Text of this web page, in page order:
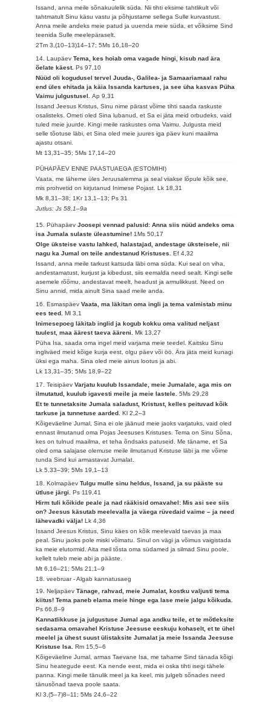
Issand, anna meile sõnakuulelik süda. Nii tihti eksime tahtlikult või
tahtmatult Sinu käsu vastu ja põhjustame sellega Sulle kurvastust.
Anna meile andeks meie patud ja uuenda meie süda, et võiksime Sind
teenida Sulle meelepäraselt.
2Tm 3,(10–13)14–17; 5Ms 16,18–20
14. LaupäevTema, kes hoiab oma vagade hingi, kisub nad ära
õelate käest.Ps 97,10
Nüüd oli kogudusel tervel Juuda-, Galilea- ja Samaariamaal rahu
end üles ehitada ja käia Issanda kartuses, ja see üha kasvas Püha
Vaimu julgustusel.Ap 9,31
Issand Jeesus Kristus, Sinu nime pärast võime tihti saada raskuste
osalisteks. Ometi oled Sina lubanud, et Sa ei jäta meid orbudeks, vaid
tuled meie juurde. Kingi meile raskustes oma Vaimu. Julgusta meid
selle tõotuse läbi, et Sina oled meie juures iga päev kuni maailma
ajastu otsani.
Mt 13,31–35; 5Ms 17,14–20
PÜHAPÄEV ENNE PAASTUAEGA (ESTOMIHI)
Vaata, me läheme üles Jeruusalemma ja seal viiakse lõpule kõik see,
mis prohvetid on kirjutanud Inimese Pojast.Lk 18,31
Mk 8,31–38; 1Kr 13,1–13; Ps 31
Jutlus: Js 58,1–9a
15. PühapäevJoosepi vennad palusid: Anna siis nüüd andeks oma
isa Jumala sulaste üleastumine! 1Ms 50,17
Olge üksteise vastu lahked, halastajad, andestage üksteisele, nii
nagu ka Jumal on teile andestanud Kristuses.Ef 4,32
Issand, anna meile tarkust katsuda läbi oma süda. Kui seal on viha,
andestamatust, kurjust ja kibedust, siis eemalda need sealt. Kingi selle
asemele rõõmu, andestavat meelt, headust ja armulikkust. Need on
Sinu annid, mida ainult Sina saad meile anda.
16. EsmaspäevVaata, ma läkitan oma ingli ja tema valmistab minu
ees teed.Ml 3,1
Inimesepoeg läkitab inglid ja kogub kokku oma valitud neljast
tuulest, maa äärest taeva ääreni.Mk 13,27
Püha Isa, saada oma ingel meid varjama meie teedel. Kaitsku Sinu
ingliväed meid kõige kurja eest, olgu päev või öö. Ära jäta meid kunagi
üksi ega maha. Sina oled meie ainus lootus ja abi.
Lk 13,31–35; 5Ms 18,9–22
17. TeisipäevVarjatu kuulub Issandale, meie Jumalale, aga mis on
ilmutatud, kuulub igavesti meile ja meie lastele.5Ms 29,28
Et te tunnetaksite Jumala saladust, Kristust, kelles peituvad kõik
tarkuse ja tunnetuse aarded.Kl 2,2–3
Kõigeväeline Jumal, Sina ei ole jäänud meie jaoks varjatuks, vaid oled
ennast ilmutanud oma Pojas Jeesuses Kristuses. Tema on Sinu Sõna,
kes on tulnud maailma, et teha õndsaks patuseid. Me täname, et Sa
oled oma salajase olemuse meile ilmutanud Kristuse läbi ja me võime
tunda Sind kui armastavat Jumalat.
Lk 5,33–39; 5Ms 19,1–13
18. KolmapäevTulgu mulle sinu heldus, Issand, ja su pääste su
ütluse järgi.Ps 119,41
Hirm tuli kõikide peale ja nad rääkisid omavahel: Mis asi see siis
on? Jeesus käsutab meelevalla ja väega rüvedaid vaime – ja need
lähevadki välja!Lk 4,36
Issand Jeesus Kristus, Sinu käes on kõik meelevald taevas ja maa
peal. Sinu jaoks pole miski võimatu. Sinul on vägi ja võimus vaigistada
ka meie elutormid. Aita meil tõsta oma südamed ja silmad Sinu poole,
kellelt tuleb meie abi ja pääste.
Mt 6,16–21; 5Ms 21,1–9
18. veebruar - Algab kannatusaeg
19. NeljapäevTänage, rahvad, meie Jumalat, kostku valjusti tema
kiitus! Tema paneb elama meie hinge ega lase meie jalgu kõikuda.
Ps 66,8–9
Kannatlikkuse ja julgustuse Jumal aga andku teile, et te mõtleksite
sedasama omavahel Kristuse Jeesuse eeskuju kohaselt, et te ühel
meelel ja ühest suust ülistaksite Jumalat ja meie Issanda Jeesuse
Kristuse Isa.Rm 15,5–6
Kõigeväeline Jumal, armas Taevane Isa, me tahame Sind tänada kõigi
Sinu heategude eest. Ka nende eest, mida ei oska tihti isegi tähele
panna. Kingi meile tänulik meel ja ka keel, mis julgeb sõnades need
tänusõnad taeva poole saata.
Kl 3,(5–7)8–11; 5Ms 24,6–22